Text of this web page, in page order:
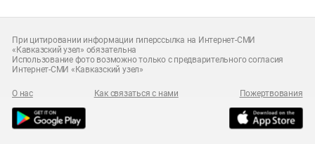
При цитировании информации гиперссылка на Интернет-СМИ
«Кавказский узел» обязательна
Использование фото возможно только с предварительного согласия
Интернет-СМИ «Кавказский узел»
О нас Как связаться с нами Пожертвования